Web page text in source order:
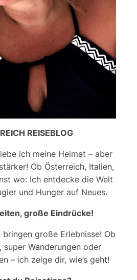
REISEBLOG
ich meine Heimat – aber
Ob Österreich, Italien,
wo: Ich entdecke die Welt
und Hunger auf Neues.
große Eindrücke!
bringen große Erlebnisse! Ob
super Wanderungenoder
– ich zeige dir, wie’s geht!